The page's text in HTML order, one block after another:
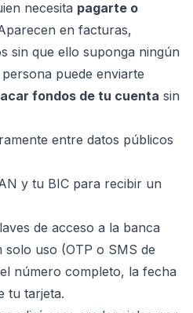
necesita pagarte o
en facturas,
sin que ello suponga ningún
puede enviarte
fondos de tu cuenta sin
entre datos públicos
y tu BIC para recibir un
de acceso a la banca
uso (OTP o SMS de
número completo, la fecha
tu tarjeta.